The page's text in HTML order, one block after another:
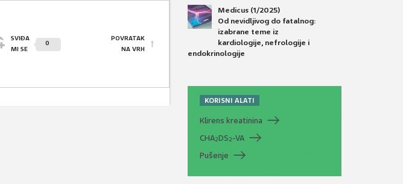
SVIĐA
MI SE
0
POVRATAK
NA VRH
Medicus (1/2025)
Od nevidljivog do fatalnog:
izabrane teme iz
kardiologije, nefrologije i
endokrinologije
KORISNI ALATI
Klirens kreatinina
CHA2DS2-VA
Pušenje